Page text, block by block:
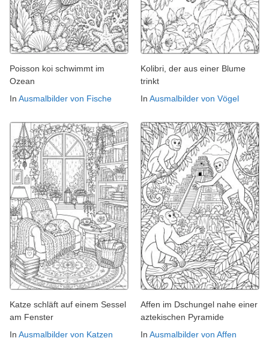
Poisson koi schwimmt im
Ozean
In Ausmalbilder von Fische
Kolibri, der aus einer Blume
trinkt
In Ausmalbilder von Vögel
Katze schläft auf einem Sessel
am Fenster
In Ausmalbilder von Katzen
Affen im Dschungel nahe einer
aztekischen Pyramide
In Ausmalbilder von Affen